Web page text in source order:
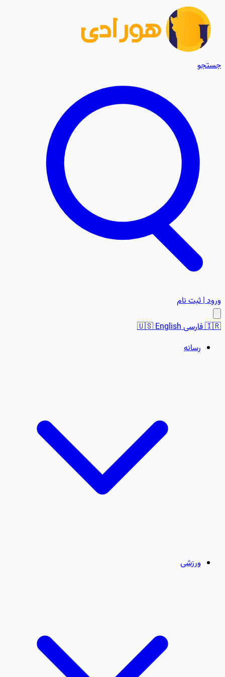
جستجو
ورود | ثبت نام
🇮🇷فارسی 🇺🇸English
رسانه
ورزشی